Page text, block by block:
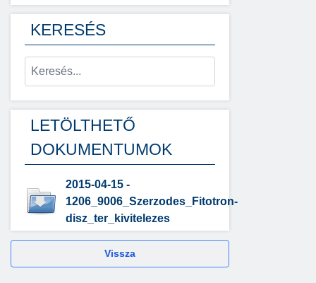
KERESÉS
LETÖLTHETŐ
DOKUMENTUMOK
2015-04-15 -
1206_9006_Szerzodes_Fitotron-
disz_ter_kivitelezes
Vissza